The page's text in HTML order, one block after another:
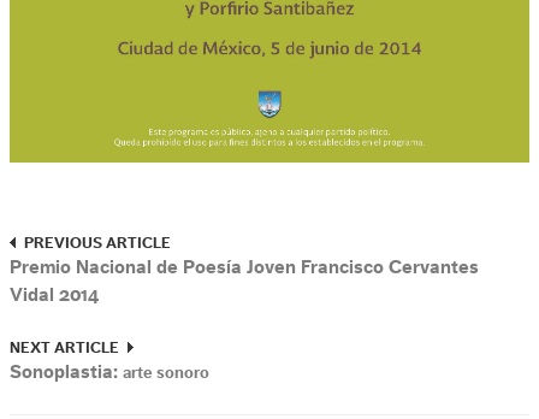
PREVIOUS ARTICLE
Premio Nacional de Poesía Joven Francisco Cervantes
Vidal 2014
NEXT ARTICLE
Sonoplastia: arte sonoro